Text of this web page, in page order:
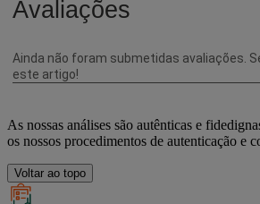
As nossas análises são autênticas e
os nossos procedimentos de autenticação e
Voltar ao topo